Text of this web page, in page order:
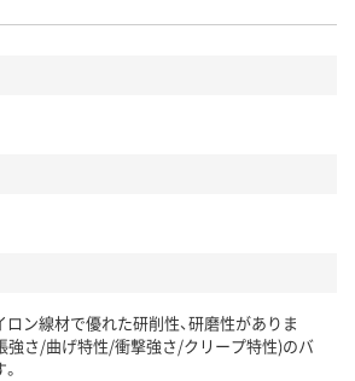
ン線材で優れた研削性、研磨性がありま
強さ/曲げ特性/衝撃強さ/クリープ特性)のバ